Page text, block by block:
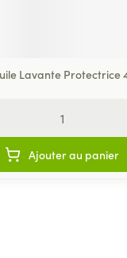
Lavante Protectrice
Ajouter au panier